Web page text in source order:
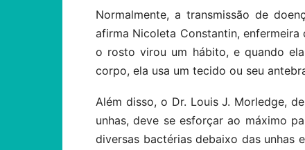
Normalmente, a transmissão de
afirma Nicoleta Constantin,
o rosto virou um hábito, e quando
corpo, ela usa um tecido ou seu
Além disso, o Dr. Louis J. Morledge,
unhas, deve se esforçar ao máximo
diversas bactérias debaixo das unhas